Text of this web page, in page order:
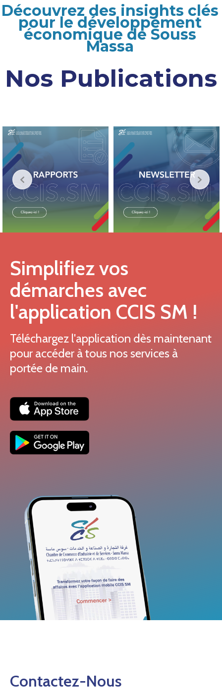
Découvrez des insights clés
pour le développement
économique de Souss
Massa
Nos Publications
Simplifiez vos
démarches avec
l'application CCIS SM !
Téléchargez l'application dès maintenant
pour accéder à tous nos services à
portée de main.
Contactez-Nous